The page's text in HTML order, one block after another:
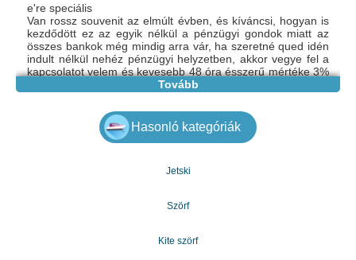
e're speciális
Van rossz souvenit az elmúlt évben, és kíváncsi, hogyan is
kezdődött ez az egyik nélkül a pénzügyi gondok miatt az
összes bankok még mindig arra vár, ha szeretné qued idén
indult nélkül nehéz pénzügyi helyzetben, akkor vegye fel a
kapcsolatot velem és kevesebb 48 óra ésszerű mértéke 3%
évente tudok kezdéshez ezt annéed fenyegető szépség
Be kell finanszírozás továbbra is az oktatás
- Szeretne egy külföldi útja
- Azt akarod, hogy rendezze (betét elhelyezés, áthelyezés,
Tovább
Hasonló kategóriák
Jetski
Szörf
Kite szörf